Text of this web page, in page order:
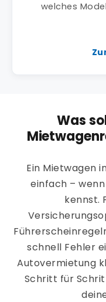
welches
Was
Ein Mietwagen
einfach –
kennst.
schnell Fehler
Autovermietung
Schritt für